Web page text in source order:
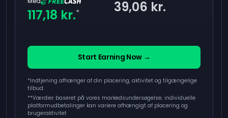
117,18 kr.* 39,06 kr.
Start Earning Now →
*Indtjening afhænger af din placering, aktivitet og tilgængelige
tilbud.
**Værdier baseret på vores markedsundersøgelse; individuelle
platformudbetalinger kan variere afhængigt af placering og
brugeraktivitet